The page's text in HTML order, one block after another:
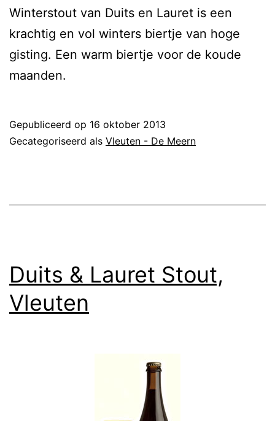
Winterstout van Duits en Lauret is een
krachtig en vol winters biertje van hoge
gisting. Een warm biertje voor de koude
maanden.
Gepubliceerd op 16 oktober 2013
Gecategoriseerd als Vleuten - De Meern
Duits & Lauret Stout,
Vleuten